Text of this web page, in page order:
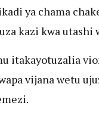
ya chama
kazi kwa utashi
itakayotuzalia
vijana wetu